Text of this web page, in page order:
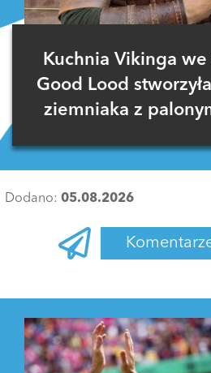
Kuchnia Vikinga we
Good Lood
ziemniaka z
Dodano: 05.08.2026